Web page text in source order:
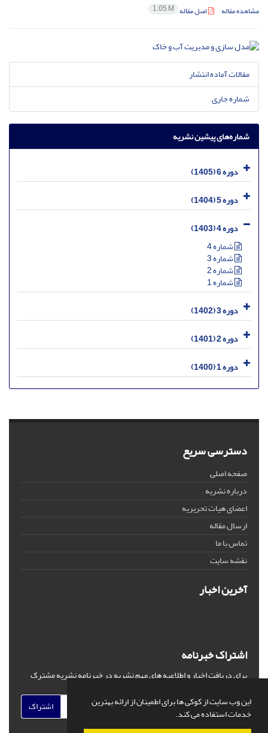
این وب سایت از کوکی ها برای اطمینان از ارائه بهترین
خدمات استفاده می کند.
مشاهده مقاله اصل مقاله 1.05 M
مقالات آماده انتشار
شماره جاری
شماره‌های پیشین نشریه
دوره 6 (1405)
دوره 5 (1404)
دوره 4 (1403)
شماره 4
شماره 3
شماره 2
شماره 1
دوره 3 (1402)
دوره 2 (1401)
دوره 1 (1400)
دسترسی سریع
صفحه اصلی
درباره نشریه
اعضای هیات تحریریه
ارسال مقاله
تماس با ما
نقشه سایت
آخرین اخبار
اشتراک خبرنامه
برای دریافت اخبار و اطلاعیه های مهم نشریه در خبرنامه نشریه مشترک
اشتراک